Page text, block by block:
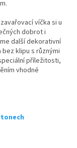
zavařovací víčka si u
dobrot i
další dekorativní
bez klipu s různými
příležitosti,
vhodné